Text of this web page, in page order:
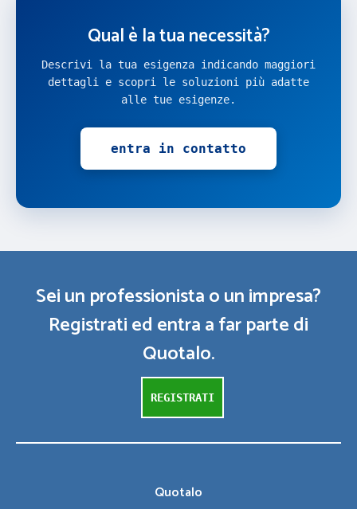
Qual è la tua necessità?
Descrivi la tua esigenza indicando maggiori
dettagli e scopri le soluzioni più adatte
alle tue esigenze.
entra in contatto
Sei un professionista o un impresa?
Registrati ed entra a far parte di
Quotalo.
REGISTRATI
Quotalo